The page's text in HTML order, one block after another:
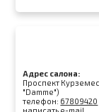
Адрес салона:
Проспект
"Damme")
телефон: 67809420